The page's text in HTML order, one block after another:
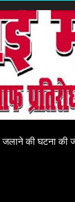
जलाने की घटना की